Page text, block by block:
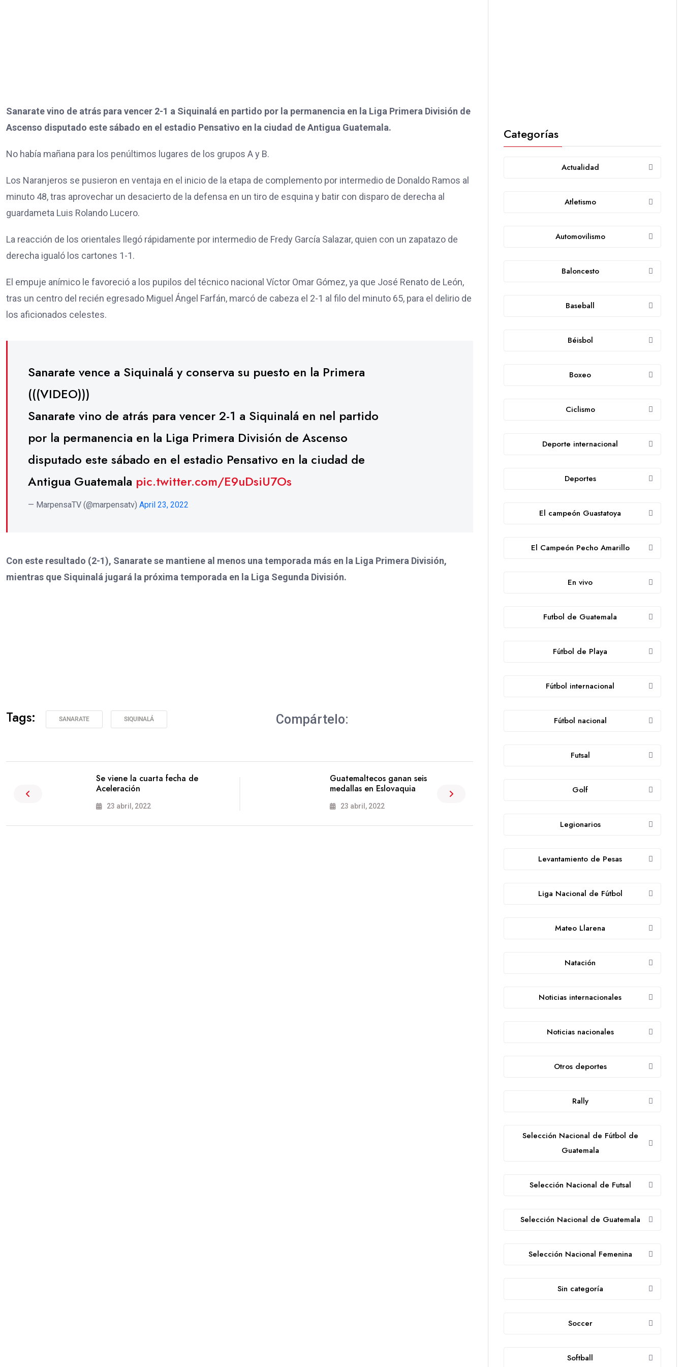
Sanarate vino de atrás para vencer 2-1 a Siquinalá en partido por la permanencia en la Liga Primera División de
Ascenso disputado este sábado en el estadio Pensativo en la ciudad de Antigua Guatemala.
No había mañana para los penúltimos lugares de los grupos A y B.
Los Naranjeros se pusieron en ventaja en el inicio de la etapa de complemento por intermedio de Donaldo Ramos al
minuto 48, tras aprovechar un desacierto de la defensa en un tiro de esquina y batir con disparo de derecha al
guardameta Luis Rolando Lucero.
La reacción de los orientales llegó rápidamente por intermedio de Fredy García Salazar, quien con un zapatazo de
derecha igualó los cartones 1-1.
El empuje anímico le favoreció a los pupilos del técnico nacional Víctor Omar Gómez, ya que José Renato de León,
tras un centro del recién egresado Miguel Ángel Farfán, marcó de cabeza el 2-1 al filo del minuto 65, para el delirio de
los aficionados celestes.
Sanarate vence a Siquinalá y conserva su puesto en la Primera
(((VIDEO)))
Sanarate vino de atrás para vencer 2-1 a Siquinalá en nel partido
por la permanencia en la Liga Primera División de Ascenso
disputado este sábado en el estadio Pensativo en la ciudad de
Antigua Guatemala pic.twitter.com/E9uDsiU7Os
— MarpensaTV (@marpensatv) April 23, 2022
Con este resultado (2-1), Sanarate se mantiene al menos una temporada más en la Liga Primera División,
mientras que Siquinalá jugará la próxima temporada en la Liga Segunda División.
Tags: SANARATE SIQUINALÁ Compártelo:
Se viene la cuarta fecha de
Aceleración
23 abril, 2022
Guatemaltecos ganan seis
medallas en Eslovaquia
23 abril, 2022
Categorías
Actualidad
Atletismo
Automovilismo
Baloncesto
Baseball
Béisbol
Boxeo
Ciclismo
Deporte internacional
Deportes
El campeón Guastatoya
El Campeón Pecho Amarillo
En vivo
Futbol de Guatemala
Fútbol de Playa
Fútbol internacional
Fútbol nacional
Futsal
Golf
Legionarios
Levantamiento de Pesas
Liga Nacional de Fútbol
Mateo Llarena
Natación
Noticias internacionales
Noticias nacionales
Otros deportes
Rally
Selección Nacional de Fútbol de
Guatemala
Selección Nacional de Futsal
Selección Nacional de Guatemala
Selección Nacional Femenina
Sin categoría
Soccer
Softball